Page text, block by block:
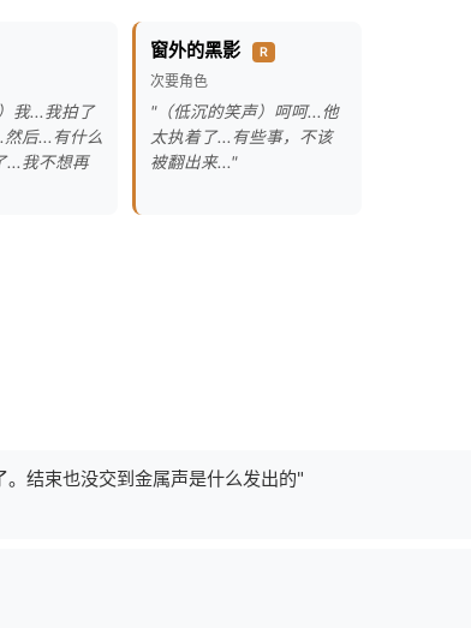
我...我拍了
后...有什么
...我不想再
窗外的黑影 R
次要角色
"（低沉的笑声）呵呵...他
太执着了...有些事，不该
被翻出来..."
结束也没交到金属声是什么发出的"